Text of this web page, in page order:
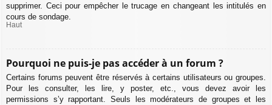
supprimer. Ceci pour empêcher le trucage en changeant les intitulés en
cours de sondage.
Haut
Pourquoi ne puis-je pas accéder à un forum ?
Certains forums peuvent être réservés à certains utilisateurs ou groupes.
Pour les consulter, les lire, y poster, etc., vous devez avoir les
permissions s’y rapportant. Seuls les modérateurs de groupes et les